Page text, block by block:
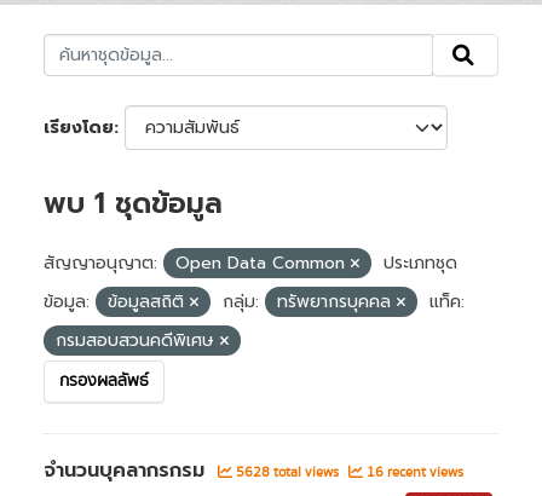
เรียงโดย
พบ 1 ชุดข้อมูล
สัญญาอนุญาต: Open Data Common
ประเภทชุด
ข้อมูล:
ข้อมูลสถิติ กลุ่ม: ทรัพยากรบุคคล
แท็ค:
กรมสอบสวนคดีพิเศษ
กรองผลลัพธ์
จำนวนบุคลากรกรม 5628 total views 16 recent views